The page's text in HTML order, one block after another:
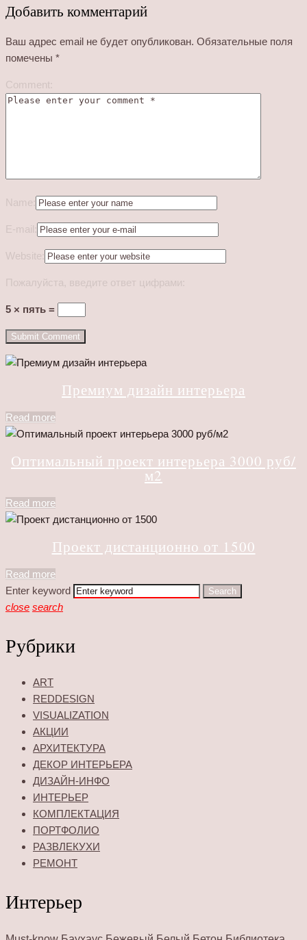
Добавить комментарий
Ваш адрес email не будет опубликован. Обязательные поля
помечены *
Comment:
Name:
E-mail:
Website:
Пожалуйста, введите ответ цифрами:
5 × пять =
Премиум дизайн интерьера
Read more
Оптимальный проект интерьера 3000 руб/
м2
Read more
Проект дистанционно от 1500
Read more
Enter keyword
Search
close search
Рубрики
ART
REDDESIGN
VISUALIZATION
АКЦИИ
АРХИТЕКТУРА
ДЕКОР ИНТЕРЬЕРА
ДИЗАЙН-ИНФО
ИНТЕРЬЕР
КОМПЛЕКТАЦИЯ
ПОРТФОЛИО
РАЗВЛЕКУХИ
РЕМОНТ
Интерьер